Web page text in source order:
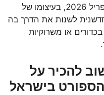
לתודעת התעדכנות מתמדת. באפריל 2026, בעיצומו של
לשנות את הדרך בה
או משרוקיות
להכיר על
הספורט בישראל